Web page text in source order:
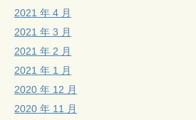
2021 年 4 月
2021 年 3 月
2021 年 2 月
2021 年 1 月
2020 年 12 月
2020 年 11 月